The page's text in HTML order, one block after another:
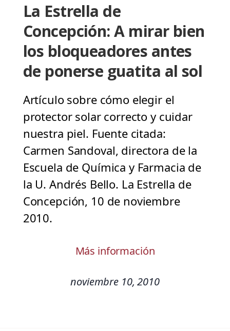
La Estrella de
Concepción: A mirar bien
los bloqueadores antes
de ponerse guatita al sol
Artículo sobre cómo elegir el
protector solar correcto y cuidar
nuestra piel. Fuente citada:
Carmen Sandoval, directora de la
Escuela de Química y Farmacia de
la U. Andrés Bello. La Estrella de
Concepción, 10 de noviembre
2010.
Más información
noviembre 10, 2010